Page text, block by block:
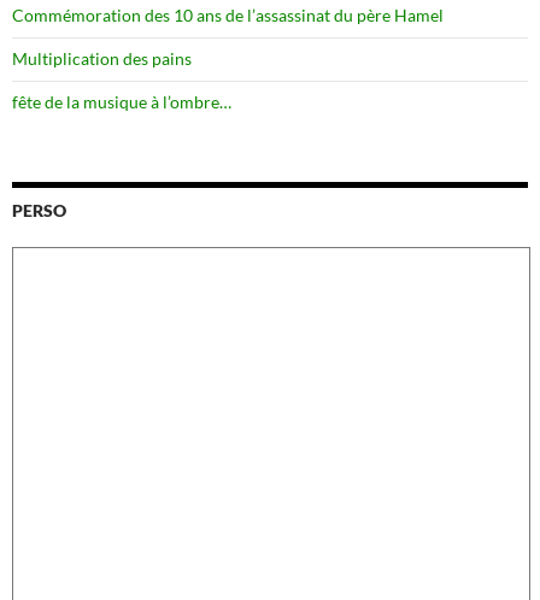
Commémoration des 10 ans de l’assassinat du père Hamel
Multiplication des pains
fête de la musique à l’ombre…
PERSO